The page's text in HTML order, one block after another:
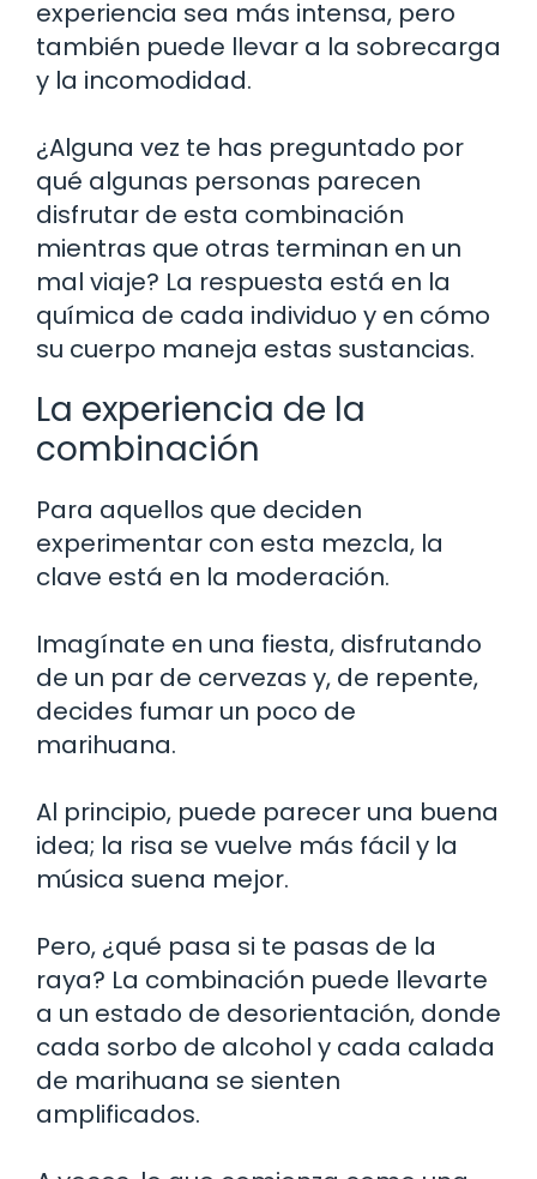
experiencia sea más intensa, pero
también puede llevar a la sobrecarga
y la incomodidad.
¿Alguna vez te has preguntado por
qué algunas personas parecen
disfrutar de esta combinación
mientras que otras terminan en un
mal viaje? La respuesta está en la
química de cada individuo y en cómo
su cuerpo maneja estas sustancias.
La experiencia de la
combinación
Para aquellos que deciden
experimentar con esta mezcla, la
clave está en la moderación.
Imagínate en una fiesta, disfrutando
de un par de cervezas y, de repente,
decides fumar un poco de
marihuana.
Al principio, puede parecer una buena
idea; la risa se vuelve más fácil y la
música suena mejor.
Pero, ¿qué pasa si te pasas de la
raya? La combinación puede llevarte
a un estado de desorientación, donde
cada sorbo de alcohol y cada calada
de marihuana se sienten
amplificados.